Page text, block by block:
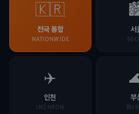
🇰🇷
전국 통합
NATIONWIDE
서
✈️
인천
INCHEON
부